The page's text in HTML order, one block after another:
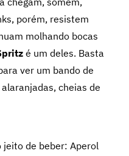
porém, resistem
molhando bocas
é um deles. Basta
ver um bando de
cheias de
jeito de beber: Aperol